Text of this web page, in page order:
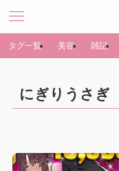
タグ一覧 美容 雑記
にぎりうさぎ